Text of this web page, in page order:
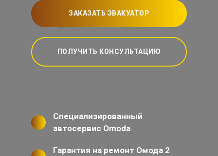
ЗАКАЗАТЬ ЭВАКУАТОР
ПОЛУЧИТЬ КОНСУЛЬТАЦИЮ
Специализированный
автосервис Omoda
Гарантия на ремонт Омода 2